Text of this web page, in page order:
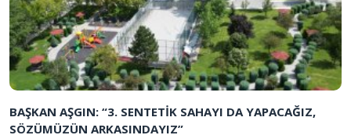
BAŞKAN AŞGIN: “3. SENTETİK SAHAYI DA YAPACAĞIZ,
SÖZÜMÜZÜN ARKASINDAYIZ”